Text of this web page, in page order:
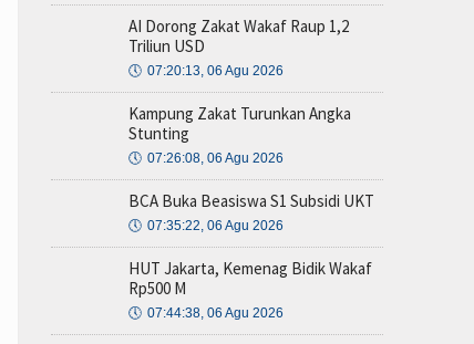
AI Dorong Zakat Wakaf Raup 1,2
Triliun USD
🕔 07:20:13, 06 Agu 2026
Kampung Zakat Turunkan Angka
Stunting
🕔 07:26:08, 06 Agu 2026
BCA Buka Beasiswa S1 Subsidi UKT
🕔 07:35:22, 06 Agu 2026
HUT Jakarta, Kemenag Bidik Wakaf
Rp500 M
🕔 07:44:38, 06 Agu 2026